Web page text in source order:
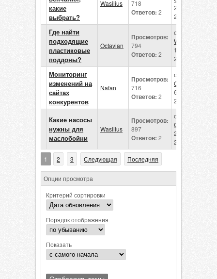
какие
выбрать?
Wasilius 718
Ответов: 2
22 марта
2026
Где найти
подходящие
пластиковые
поддоны?
Octavian
Просмотров:
794
Ответов: 2
от
Wasilius
11 марта
2026
Мониторинг
изменений на
сайтах
конкурентов
Nafan
Просмотров:
716
Ответов: 2
от
Octavian
6 марта
2026
Какие насосы
нужны для
маслобойни
Wasilius
Просмотров:
897
Ответов: 2
от
Octavian
26 февраля
2026
1 2 3 Следующая Последняя
Опции просмотра
Критерий сортировки
Порядок отображения
Показать